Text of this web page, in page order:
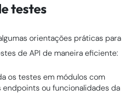
testes
orientações práticas para
de API de maneira eficiente:
os testes em módulos com
ou funcionalidades da